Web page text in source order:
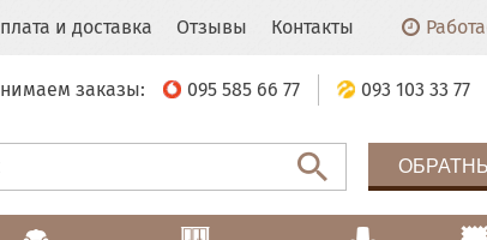
Оплата и доставка Отзывы Контакты
заказы: 095 585 66 77 093 103 33 77